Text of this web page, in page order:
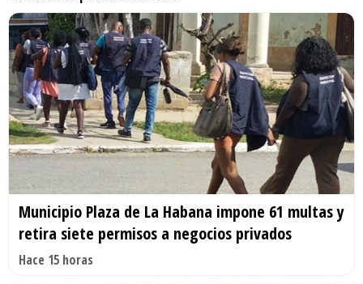
Municipio Plaza de La Habana impone 61 multas y
retira siete permisos a negocios privados
Hace 15 horas